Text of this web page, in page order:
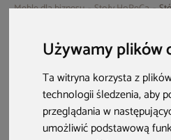
Używamy plików
Ta witryna korzysta z
technologii śledzenia, aby
przeglądania w
umożliwić podstawową
Meble dla biznesu Stoły HoReCa